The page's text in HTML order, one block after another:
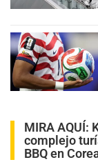
MIRA AQUÍ:
complejo
BBQ en